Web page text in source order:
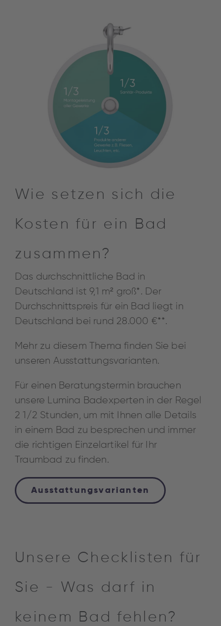
Wie setzen sich die
Kosten für ein Bad
zusammen?
Das durchschnittliche Bad in
Deutschland ist 9,1 m² groß*. Der
Durchschnittspreis für ein Bad liegt in
Deutschland bei rund 28.000 €**.
Mehr zu diesem Thema finden Sie bei
unseren Ausstattungsvarianten.
Für einen Beratungstermin brauchen
unsere Lumina Badexperten in der Regel
2 1/2 Stunden, um mit Ihnen alle Details
in einem Bad zu besprechen und immer
die richtigen Einzelartikel für Ihr
Traumbad zu finden.
Ausstattungsvarianten
Unsere Checklisten für
Sie - Was darf in
keinem Bad fehlen?